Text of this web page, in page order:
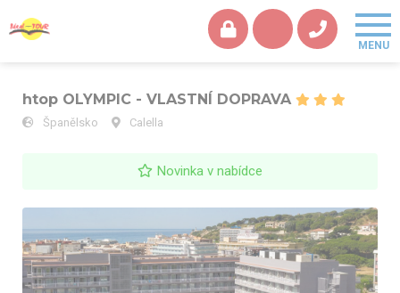
htop OLYMPIC - VLASTNÍ DOPRAVA
Španělsko Calella
Novinka v nabídce
htop OLYMPIC - VLASTNÍ DOPRAVA - htop Olympic